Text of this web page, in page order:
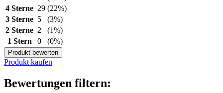
4 Sterne 29 (22%)
3 Sterne 5
(3%)
2 Sterne 2
(1%)
1 Stern
0 (0%)
Produkt bewerten
Produkt kaufen
Bewertungen filtern: